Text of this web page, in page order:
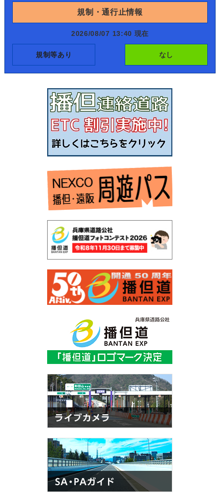
規制・通行止情報
2026/08/07 13:40 現在
規制等あり なし